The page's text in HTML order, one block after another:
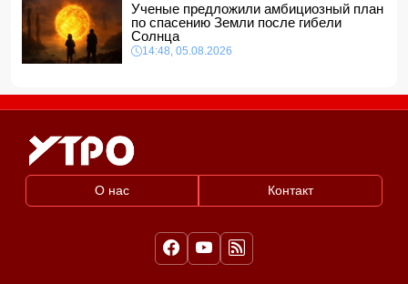
Ученые предложили амбициозный план
по спасению Земли после гибели
Солнца
14:48, 05.08.2026
О нас Контакт